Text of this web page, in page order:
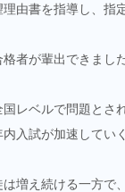
由書を指導し、指
者が輩出できまし
レベルで問題とさ
入試が加速してい
増え続ける一方で